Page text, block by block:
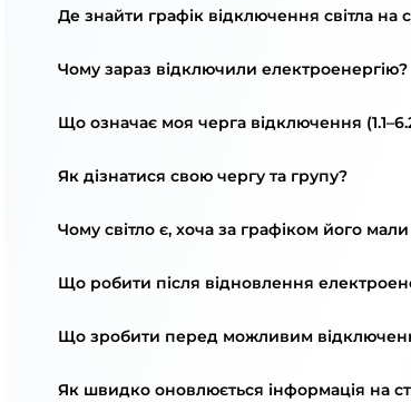
Де знайти графік відключення світла на
Чому зараз відключили електроенергію?
Що означає моя черга відключення
Як дізнатися свою чергу та групу?
Чому світло є, хоча за графіком його
Що робити після відновлення
Що зробити перед можливим
Як швидко оновлюється інформація на